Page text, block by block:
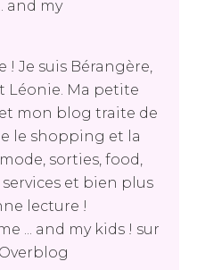
Je suis Bérangère,
Léonie. Ma petite
mon blog traite de
le shopping et la
sorties, food,
services et bien plus
lecture !
... and my kids ! sur